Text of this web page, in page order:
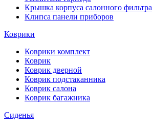
Крышка корпуса салонного фильтра
Клипса панели приборов
Коврики
Коврики комплект
Коврик
Коврик дверной
Коврик подстаканника
Коврик салона
Коврик багажника
Сиденья